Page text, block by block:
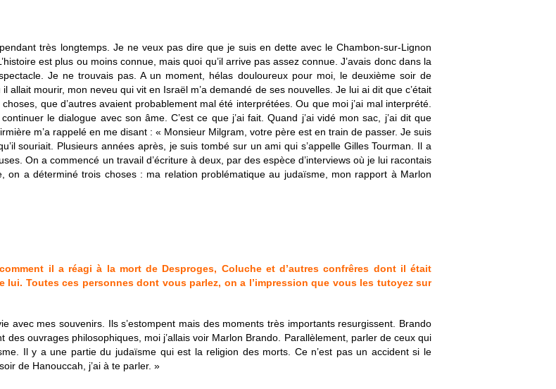
très longtemps. Je ne veux pas dire que je suis en dette avec le Chambon-sur-Lignon
est plus ou moins connue, mais quoi qu’il arrive pas assez connue. J’avais donc dans la
Je ne trouvais pas. A un moment, hélas douloureux pour moi, le deuxième soir de
mourir, mon neveu qui vit en Israël m’a demandé de ses nouvelles. Je lui ai dit que c’était
que d’autres avaient probablement mal été interprétées. Ou que moi j’ai mal interprété.
le dialogue avec son âme. C’est ce que j’ai fait. Quand j’ai vidé mon sac, j’ai dit que
m’a rappelé en me disant : « Monsieur Milgram, votre père est en train de passer. Je suis
souriait. Plusieurs années après, je suis tombé sur un ami qui s’appelle Gilles Tourman. Il a
On a commencé un travail d’écriture à deux, par des espèce d’interviews où je lui racontais
on a déterminé trois choses : ma relation problématique au judaïsme, mon rapport à Marlon
il a réagi à la mort de Desproges, Coluche et d’autres confrêres dont il était
Toutes ces personnes dont vous parlez, on a l’impression que vous les tutoyez sur
avec mes souvenirs. Ils s’estompent mais des moments très importants resurgissent. Brando
des ouvrages philosophiques, moi j’allais voir Marlon Brando. Parallèlement, parler de ceux qui
Il y a une partie du judaïsme qui est la religion des morts. Ce n’est pas un accident si le
de Hanouccah, j’ai à te parler. »